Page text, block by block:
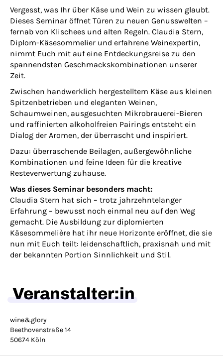
Vergesst, was Ihr über Käse und Wein zu wissen glaubt.
Dieses Seminar öffnet Türen zu neuen Genusswelten –
fernab von Klischees und alten Regeln. Claudia Stern,
Diplom-Käsesommelier und erfahrene Weinexpertin,
nimmt Euch mit auf eine Entdeckungsreise zu den
spannendsten Geschmackskombinationen unserer
Zeit.
Zwischen handwerklich hergestelltem Käse aus kleinen
Spitzenbetrieben und eleganten Weinen,
Schaumweinen, ausgesuchten Mikrobrauerei-Bieren
und raffinierten alkoholfreien Pairings entsteht ein
Dialog der Aromen, der überrascht und inspiriert.
Dazu: überraschende Beilagen, außergewöhnliche
Kombinationen und feine Ideen für die kreative
Resteverwertung zuhause.
Was dieses Seminar besonders macht:
Claudia Stern hat sich – trotz jahrzehntelanger
Erfahrung – bewusst noch einmal neu auf den Weg
gemacht. Die Ausbildung zur diplomierten
Käsesommelière hat ihr neue Horizonte eröffnet, die sie
nun mit Euch teilt: leidenschaftlich, praxisnah und mit
der bekannten Portion Sinnlichkeit und Stil.
Veranstalter:in
wine&glory
Beethovenstraße 14
50674 Köln